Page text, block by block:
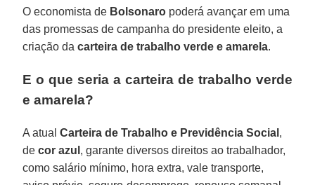
O economista de Bolsonaro poderá avançar em uma
das promessas de campanha do presidente eleito, a
criação dacarteira de trabalho verde e amarela.
E o que seria a carteira de trabalho verde
e amarela?
A atualCarteira de Trabalho e Previdência Social ,
decor azul , garante diversos direitos ao trabalhador,
como salário mínimo, hora extra, vale transporte,